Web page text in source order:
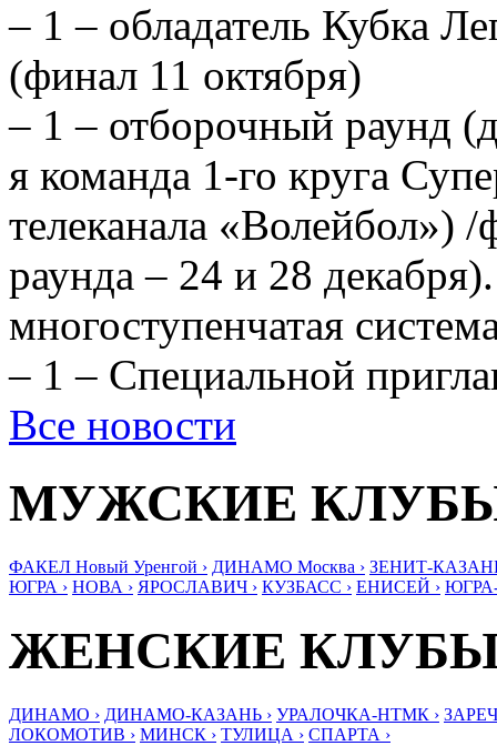
– 1 – обладатель Кубка
(финал 11 октября)
– 1 – отборочный раунд
я команда 1-го круга
телеканала «Волейбол»)
раунда – 24 и 28
многоступенчатая
– 1 – Специальной
Все новости
МУЖСКИЕ
ФАКЕЛ Новый Уренгой › ДИНАМО Москва › ЗЕНИТ-
ЮГРА › НОВА › ЯРОСЛАВИЧ › КУЗБАСС › ЕНИСЕЙ ›
ЖЕНСКИЕ
ДИНАМО › ДИНАМО-КАЗАНЬ › УРАЛОЧКА-НТМК ›
ЛОКОМОТИВ › МИНСК › ТУЛИЦА › СПАРТА ›